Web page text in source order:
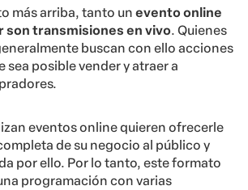
más arriba, tanto un evento online
son transmisiones en vivo. Quienes
buscan con ello acciones
sea posible vender y atraer a
eventos online quieren ofrecerle
de su negocio al público y
por ello. Por lo tanto, este formato
programación con varias